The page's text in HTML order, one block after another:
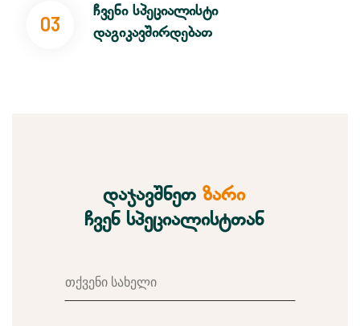
03
ჩვენი სპეციალისტი
დაგიკავშირდებათ
დაჯავშნეთ ზარი
ჩვენ სპეციალისტთან